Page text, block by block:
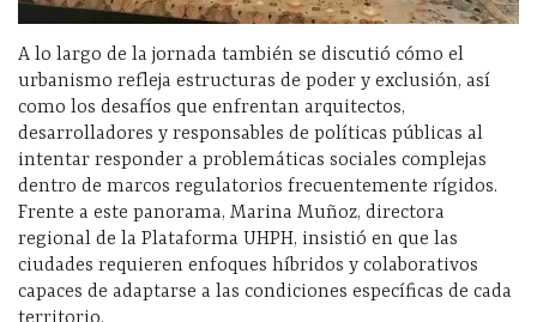
A lo largo de la jornada también se discutió cómo el
urbanismo refleja estructuras de poder y exclusión, así
como los desafíos que enfrentan arquitectos,
desarrolladores y responsables de políticas públicas al
intentar responder a problemáticas sociales complejas
dentro de marcos regulatorios frecuentemente rígidos.
Frente a este panorama, Marina Muñoz, directora
regional de la Plataforma UHPH, insistió en que las
ciudades requieren enfoques híbridos y colaborativos
capaces de adaptarse a las condiciones específicas de cada